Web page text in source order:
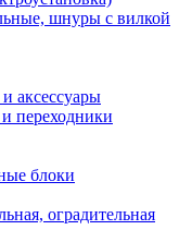
шнуры с вилкой
аксессуары
переходники
блоки
оградительная